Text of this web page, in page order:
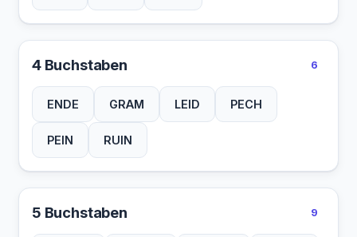
4 Buchstaben 6
ENDE GRAM LEID PECH
PEIN RUIN
5 Buchstaben 9